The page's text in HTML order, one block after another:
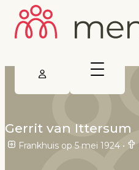
Gerrit van Ittersum
Frankhuis op 5 mei 1924 •